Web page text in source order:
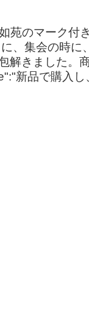
のマーク付
、集会の時に
解きました。
新品で購入し